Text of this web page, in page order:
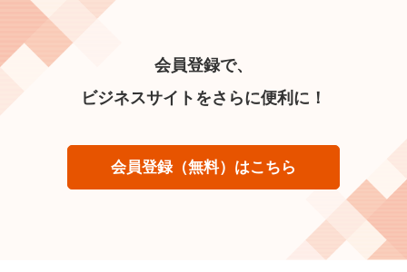
会員登録で、
ビジネスサイトをさらに便利に！
会員登録（無料）はこちら